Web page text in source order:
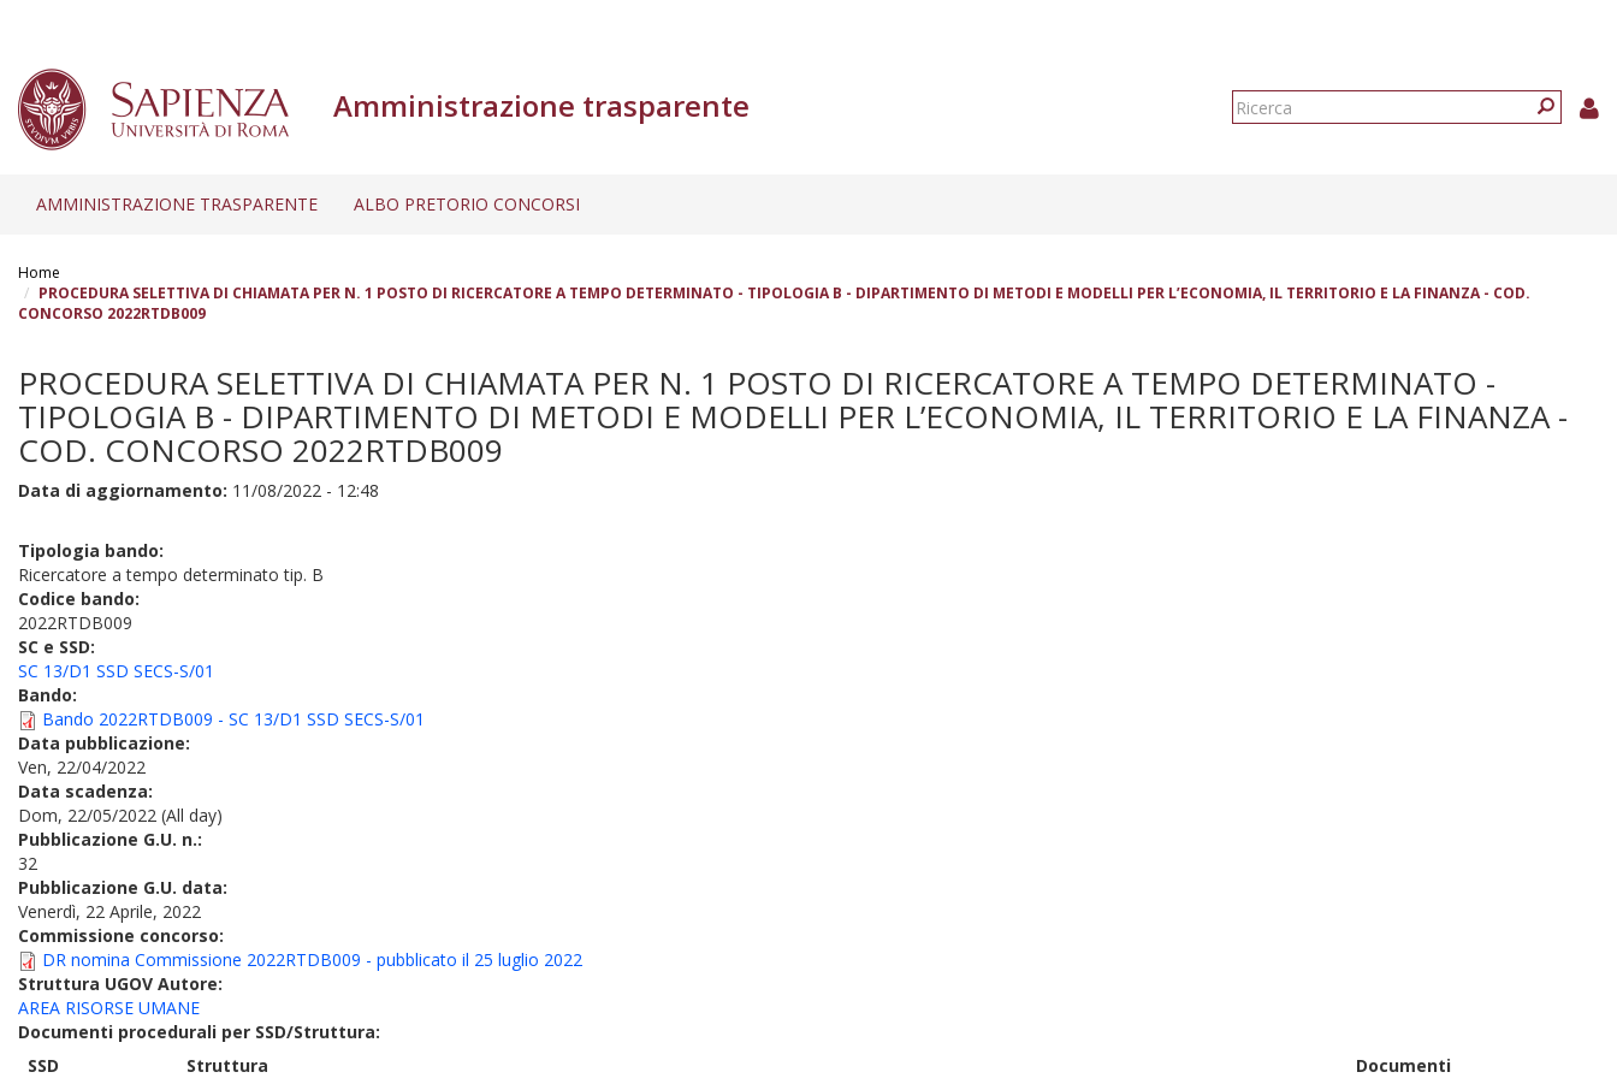
contenuto
principale
Amministrazione trasparente
Form
AMMINISTRAZIONE TRASPARENTE ALBO PRETORIO CONCORSI
Home
PROCEDURA SELETTIVA DI CHIAMATA PER N. 1 POSTO DI RICERCATORE A TEMPO DETERMINATO - TIPOLOGIA B - DIPARTIMENTO DI METODI E MODELLI PER L’ECONOMIA, IL TERRITORIO E LA FINANZA - COD.
CONCORSO 2022RTDB009
PROCEDURA SELETTIVA DI CHIAMATA PER N. 1 POSTO DI RICERCATORE A TEMPO DETERMINATO -
TIPOLOGIA B - DIPARTIMENTO DI METODI E MODELLI PER L’ECONOMIA, IL TERRITORIO E LA FINANZA -
COD. CONCORSO 2022RTDB009
Data di aggiornamento: 11/08/2022 - 12:48
Tipologia bando:
Ricercatore a tempo determinato tip. B
Codice bando:
2022RTDB009
SC e SSD:
SC 13/D1 SSD SECS-S/01
Bando:
Bando 2022RTDB009 - SC 13/D1 SSD SECS-S/01
Data pubblicazione:
Ven, 22/04/2022
Data scadenza:
Dom, 22/05/2022 (All day)
Pubblicazione G.U. n.:
32
Pubblicazione G.U. data:
Venerdì, 22 Aprile, 2022
Commissione concorso:
DR nomina Commissione 2022RTDB009 - pubblicato il 25 luglio 2022
Struttura UGOV Autore:
AREA RISORSE UMANE
Documenti procedurali per SSD/Struttura:
SSD
Struttura Documenti